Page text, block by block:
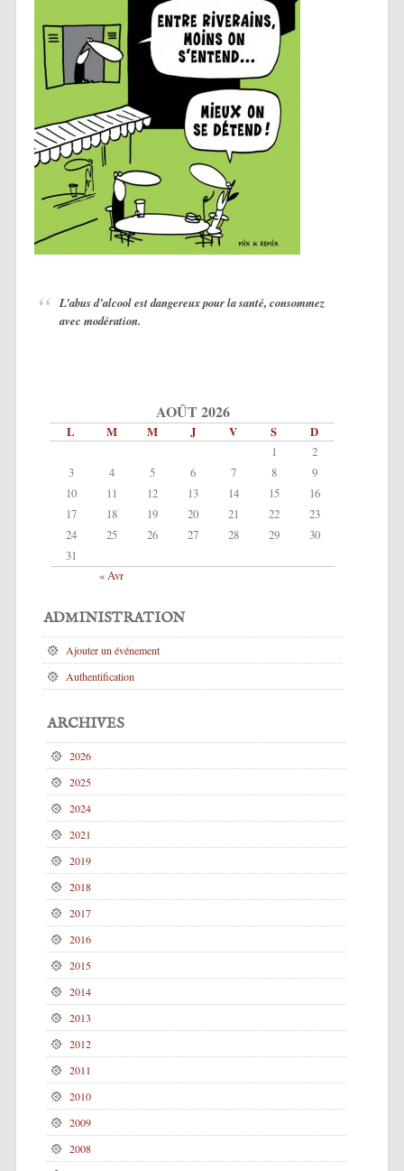
L’abus d’alcool est dangereux pour la santé, consommez
avec modération.
AOÛT 2026
L M M J V S D
« Avr
1
2
3
4 5 6 7 8
9
10
11 12 13 14 15
16
17
18 19 20 21 22
23
24
25 26 27 28 29
30
31
ADMINISTRATION
Ajouter un événement
Authentification
ARCHIVES
2026
2025
2024
2021
2019
2018
2017
2016
2015
2014
2013
2012
2011
2010
2009
2008